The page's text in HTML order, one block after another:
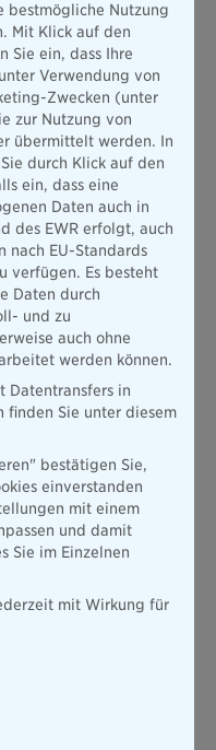
eine Alarmanlage
eines vollendeten
GDV sorgen jedoch bei
ausreichend vor. So
Türen und offen
Laut einer
der Haushalte
eine zusätzliche
und fünf Prozent eine
Einbruchschutz ihres
bestimmte
Darlehen von
Entsprechende
auch von einigen
aktiv
dass Einbrecher nur
belegt, wurden knapp
damit 39,1 Prozent
und Fenster oder nur
Eingangstüren werden
auch am Tage genutzt,
in der Urlaubszeit, also in
ist nicht richtig, wie
widerlegt.
bestmögliche Nutzung
Mit Klick auf den
Sie ein, dass Ihre
Verwendung von
Zwecken (unter
zur Nutzung von
übermittelt werden. In
durch Klick auf den
ein, dass eine
Daten auch in
des EWR erfolgt, auch
nach EU-Standards
verfügen. Es besteht
Daten durch
und zu
auch ohne
werden können.
Datentransfers in
finden Sie unter diesem
bestätigen Sie,
einverstanden
mit einem
und damit
Sie im Einzelnen
mit Wirkung für